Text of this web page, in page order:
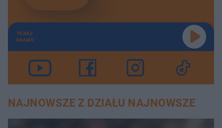
TERAZ
GRAMY
NAJNOWSZE Z DZIAŁU NAJNOWSZE